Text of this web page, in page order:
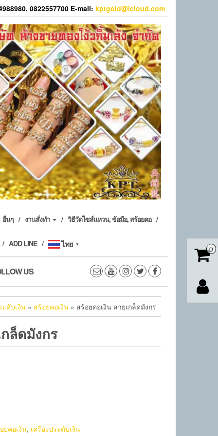
0822557700 E-mail: kptgold@icloud.com
อื่นๆ งานสั่งทำ วิธีวัดไซส์แหวน, ข้อมือ, สร้อยคอ
ADD LINE ไทย ▼
US
ะดับเงิน » สร้อยคอเงิน » สร้อยคอเงิน ลายเกล็ดมังกร
ล็ดมังกร
ยคอเงิน, เครื่องประดับเงิน
0